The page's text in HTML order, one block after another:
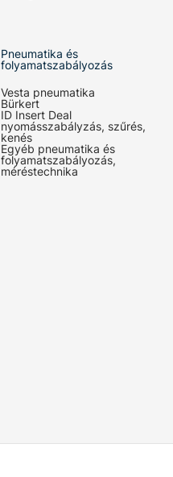
Pneumatika és
folyamatszabályozás
Vesta pneumatika
Bürkert
ID Insert Deal
nyomásszabályzás, szűrés,
kenés
Egyéb pneumatika és
folyamatszabályozás,
méréstechnika